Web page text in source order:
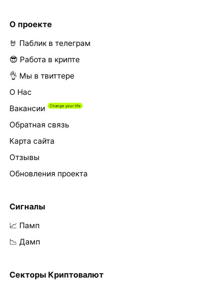
О проекте
🤘 Паблик в телеграм
😎 Работа в крипте
👌 Мы в твиттере
О Нас
Вакансии
Обратная связь
Карта сайта
Отзывы
Обновления проекта
Сигналы
📈 Памп
📉 Дамп
Секторы Криптовалют